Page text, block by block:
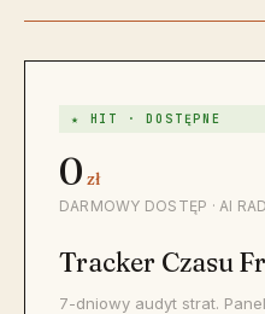
★ HIT · DOSTĘPNE
0 zł
DARMOWY DOSTĘP · AI
Tracker Czasu
7-dniowy audyt strat.